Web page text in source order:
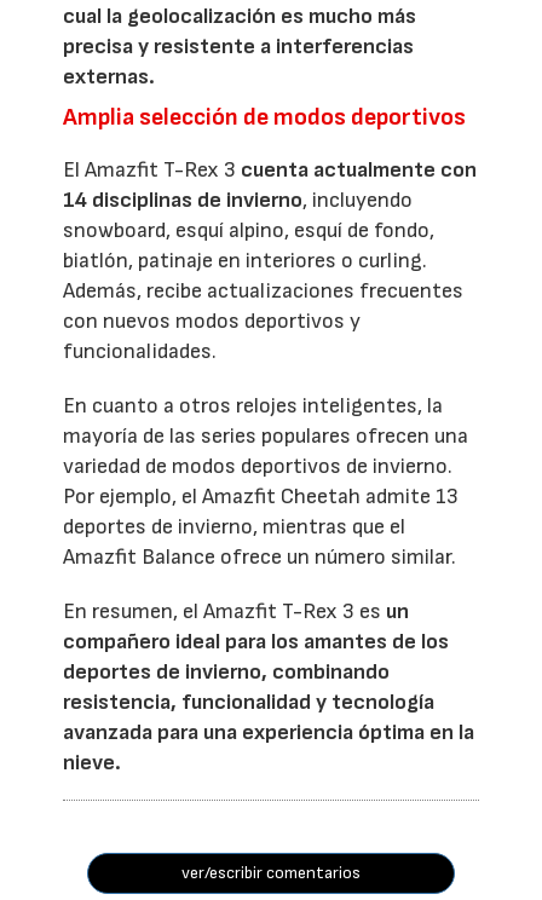
cual la geolocalización es mucho más
precisa y resistente a interferencias
externas.
Amplia selección de modos deportivos
El Amazfit T-Rex 3 cuenta actualmente con
14 disciplinas de invierno, incluyendo
snowboard, esquí alpino, esquí de fondo,
biatlón, patinaje en interiores o curling.
Además, recibe actualizaciones frecuentes
con nuevos modos deportivos y
funcionalidades.
En cuanto a otros relojes inteligentes, la
mayoría de las series populares ofrecen una
variedad de modos deportivos de invierno.
Por ejemplo, el Amazfit Cheetah admite 13
deportes de invierno, mientras que el
Amazfit Balance ofrece un número similar.
En resumen, el Amazfit T-Rex 3 es un
compañero ideal para los amantes de los
deportes de invierno, combinando
resistencia, funcionalidad y tecnología
avanzada para una experiencia óptima en la
nieve.
ver/escribir comentarios